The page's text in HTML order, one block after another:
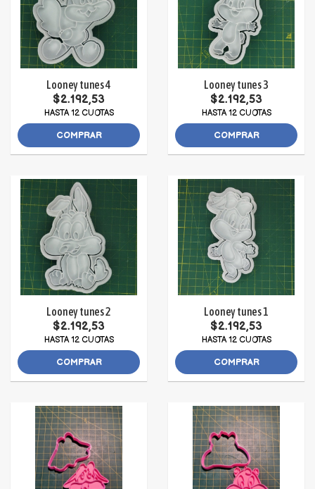
Looney tunes 4
$2.192,53
HASTA 12 CUOTAS
COMPRAR
Looney tunes 3
$2.192,53
HASTA 12 CUOTAS
COMPRAR
Looney tunes 2
$2.192,53
HASTA 12 CUOTAS
COMPRAR
Looney tunes 1
$2.192,53
HASTA 12 CUOTAS
COMPRAR